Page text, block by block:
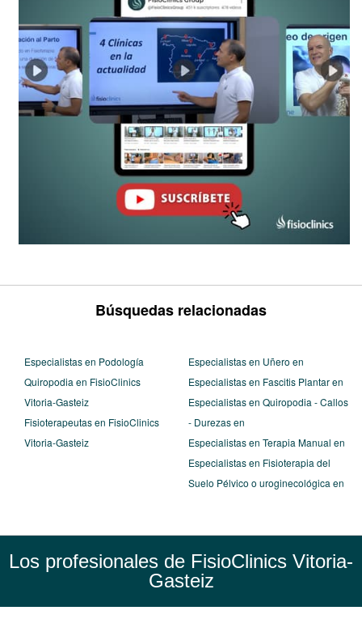
Búsquedas relacionadas
Especialistas en Podología
Quiropodia en FisioClinics
Vitoria-Gasteiz
Fisioterapeutas en FisioClinics
Vitoria-Gasteiz
Especialistas en Uñero en
Especialistas en Fascitis Plantar en
Especialistas en Quiropodia - Callos
- Durezas en
Especialistas en Terapia Manual en
Especialistas en Fisioterapia del
Suelo Pélvico o uroginecológica en
Los profesionales de FisioClinics Vitoria-
Gasteiz